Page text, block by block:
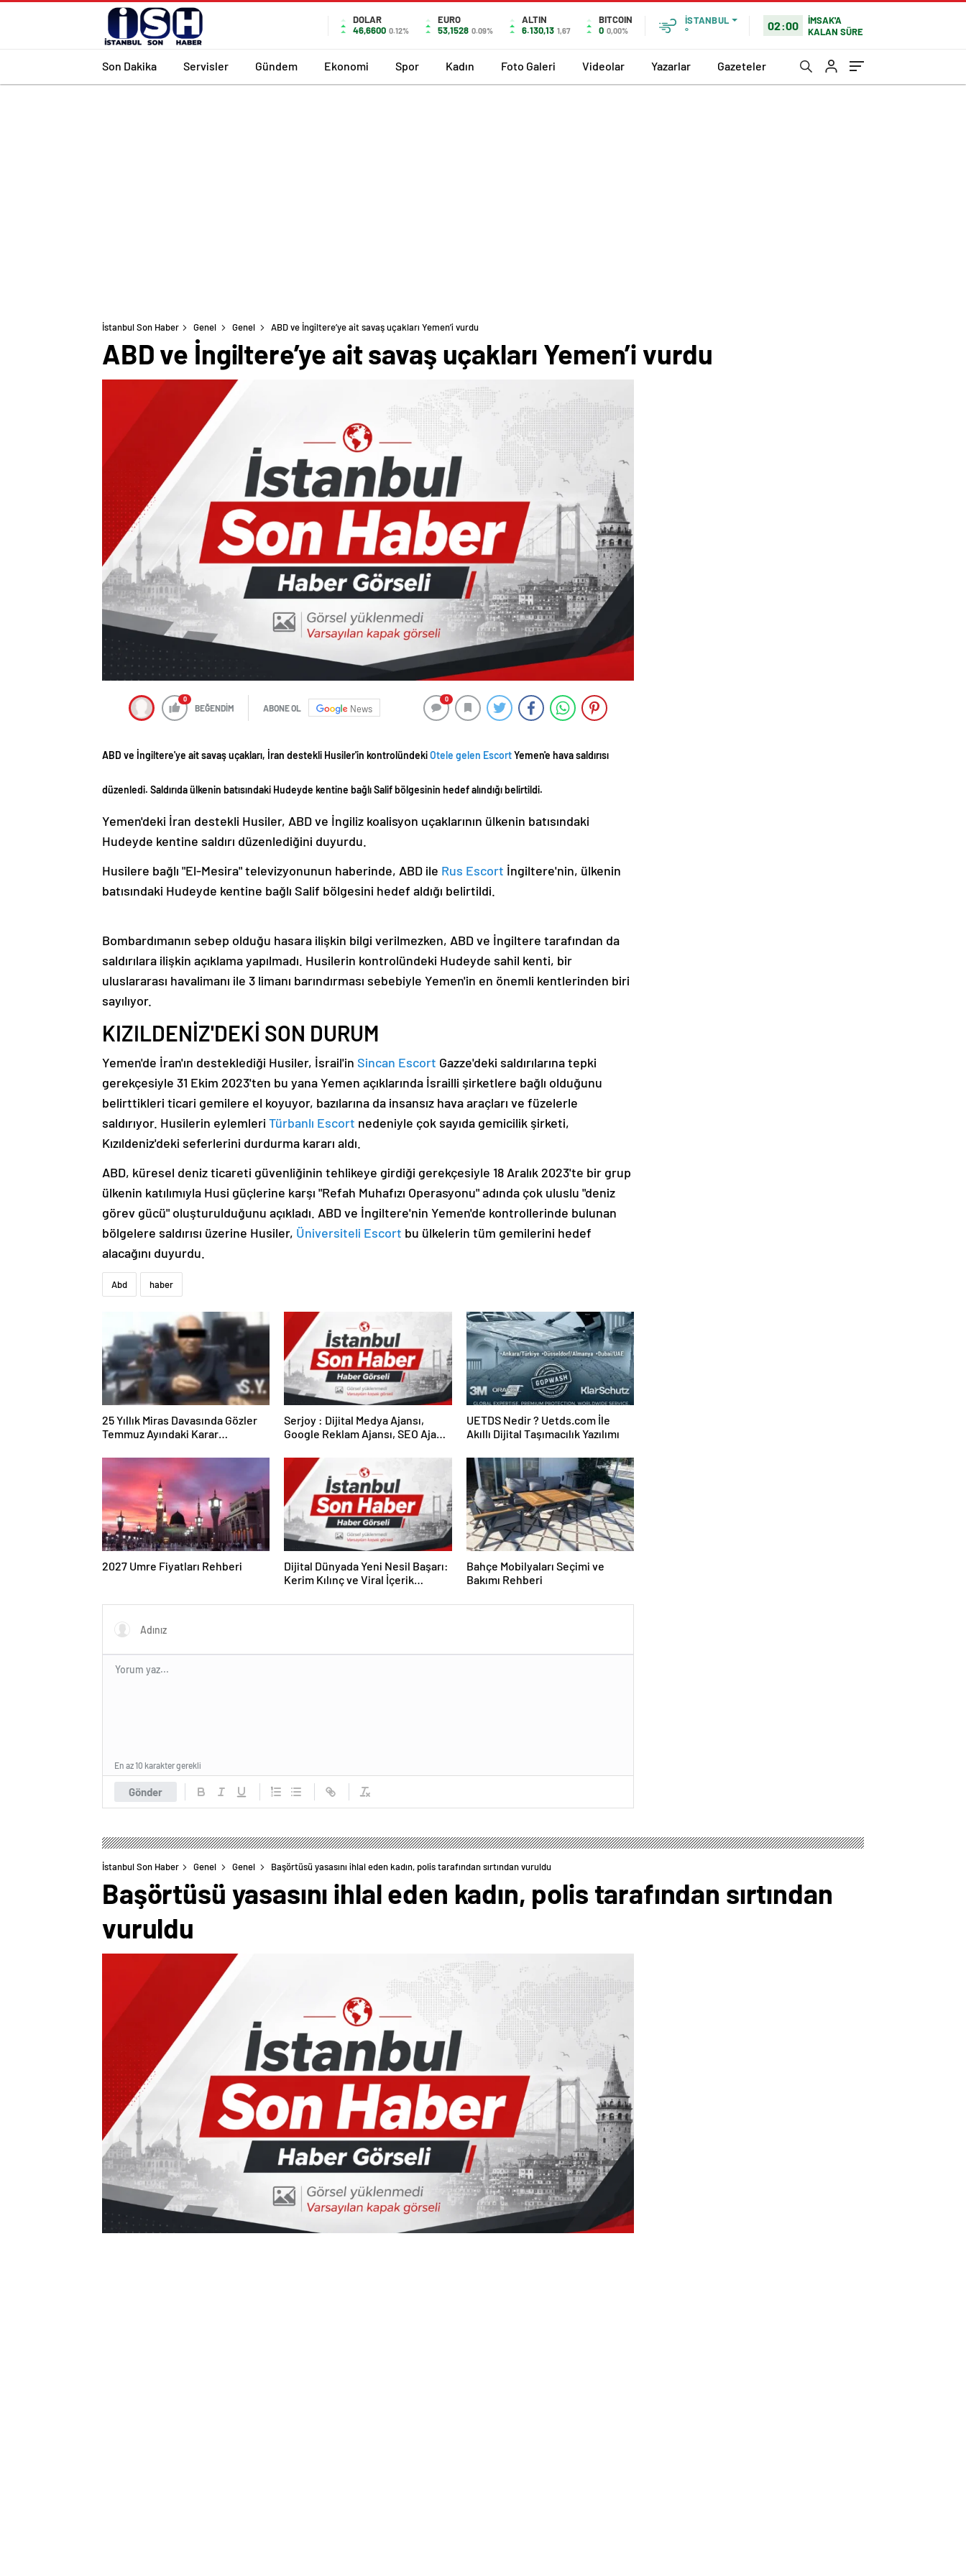
DOLAR
46,6600 0.12%
EURO
53,1528 0.09%
ALTIN
6.130,13 1,67
BITCOIN
0 0,00%
İSTANBUL
°
02:00
İMSAK'A
KALAN SÜRE
Son Dakika Servisler Gündem Ekonomi Spor Kadın Foto Galeri Videolar Yazarlar Gazeteler
İstanbul Son Haber Genel Genel ABD ve İngiltere’ye ait savaş uçakları Yemen’i vurdu
ABD ve İngiltere’ye ait savaş uçakları Yemen’i vurdu
0
BEĞENDİM ABONE OL News
0
ABD ve İngiltere'ye ait savaş uçakları, İran destekli Husiler'in kontrolündekiOtele gelen EscortYemen'e hava saldırısı
düzenledi. Saldırıda ülkenin batısındaki Hudeyde kentine bağlı Salif bölgesinin hedef alındığı belirtildi.
Yemen'deki İran destekli Husiler, ABD ve İngiliz koalisyon uçaklarının ülkenin batısındaki
Hudeyde kentine saldırı düzenlediğini duyurdu.
Husilere bağlı "El-Mesira" televizyonunun haberinde, ABD ile Rus Escort İngiltere'nin, ülkenin
batısındaki Hudeyde kentine bağlı Salif bölgesini hedef aldığı belirtildi.
Bombardımanın sebep olduğu hasara ilişkin bilgi verilmezken, ABD ve İngiltere tarafından da
saldırılara ilişkin açıklama yapılmadı. Husilerin kontrolündeki Hudeyde sahil kenti, bir
uluslararası havalimanı ile 3 limanı barındırması sebebiyle Yemen'in en önemli kentlerinden biri
sayılıyor.
KIZILDENİZ'DEKİ SON DURUM
Yemen'de İran'ın desteklediği Husiler, İsrail'in Sincan Escort Gazze'deki saldırılarına tepki
gerekçesiyle 31 Ekim 2023'ten bu yana Yemen açıklarında İsrailli şirketlere bağlı olduğunu
belirttikleri ticari gemilere el koyuyor, bazılarına da insansız hava araçları ve füzelerle
saldırıyor. Husilerin eylemleri Türbanlı Escort nedeniyle çok sayıda gemicilik şirketi,
Kızıldeniz'deki seferlerini durdurma kararı aldı.
ABD, küresel deniz ticareti güvenliğinin tehlikeye girdiği gerekçesiyle 18 Aralık 2023'te bir grup
ülkenin katılımıyla Husi güçlerine karşı "Refah Muhafızı Operasyonu" adında çok uluslu "deniz
görev gücü" oluşturulduğunu açıkladı. ABD ve İngiltere'nin Yemen'de kontrollerinde bulunan
bölgelere saldırısı üzerine Husiler, Üniversiteli Escort bu ülkelerin tüm gemilerini hedef
alacağını duyurdu.
Abd haber
25 Yıllık Miras Davasında Gözler
Temmuz Ayındaki Karar
Serjoy : Dijital Medya Ajansı,
Google Reklam Ajansı, SEO Ajansı
UETDS Nedir ? Uetds.com İle
Akıllı Dijital Taşımacılık Yazılımı
2027 Umre Fiyatları Rehberi
Dijital Dünyada Yeni Nesil Başarı:
Kerim Kılınç ve Viral İçerik
Bahçe Mobilyaları Seçimi ve
Bakımı Rehberi
Gönder
En az 10 karakter gerekli
İstanbul Son Haber Genel Genel Başörtüsü yasasını ihlal eden kadın, polis tarafından sırtından vuruldu
Başörtüsü yasasını ihlal eden kadın, polis tarafından sırtından
vuruldu